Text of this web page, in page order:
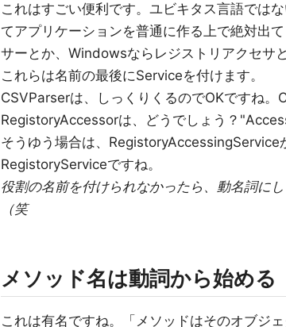
これはすごい便利です。ユビキタス言語では
てアプリケーションを普通に作る上で絶対出
サーとか、Windowsならレジストリアクセサと
これらは名前の最後にServiceを付けます。
CSVParserは、しっくりくるのでOKですね。
RegistoryAccessorは、どうでしょう？
そうゆう場合は、RegistoryAccessingService
RegistoryServiceですね。
役割の名前を付けられなかったら、動名詞に
（笑
メソッド名は動詞から始める
これは有名ですね。「メソッドはそのオブジ